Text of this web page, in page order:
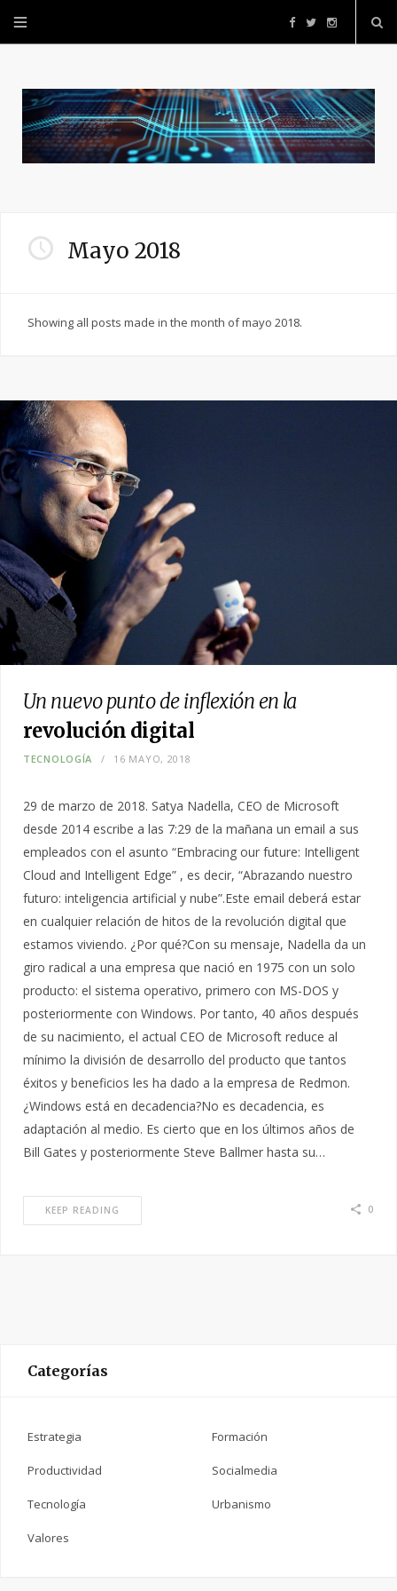
F
c
e
k
T
i
t
I
s
t
Mayo 2018
Showing all posts made in the month of mayo 2018.
Un nuevo punto de inflexión en la
revolución digital
TECNOLOGÍA 16 MAYO, 2018
29 de marzo de 2018. Satya Nadella, CEO de Microsoft
desde 2014 escribe a las 7:29 de la mañana un email a sus
empleados con el asunto “Embracing our future: Intelligent
Cloud and Intelligent Edge” , es decir, “Abrazando nuestro
futuro: inteligencia artificial y nube”.Este email deberá estar
en cualquier relación de hitos de la revolución digital que
estamos viviendo. ¿Por qué?Con su mensaje, Nadella da un
giro radical a una empresa que nació en 1975 con un solo
producto: el sistema operativo, primero con MS-DOS y
posteriormente con Windows. Por tanto, 40 años después
de su nacimiento, el actual CEO de Microsoft reduce al
mínimo la división de desarrollo del producto que tantos
éxitos y beneficios les ha dado a la empresa de Redmon.
¿Windows está en decadencia?No es decadencia, es
adaptación al medio. Es cierto que en los últimos años de
Bill Gates y posteriormente Steve Ballmer hasta su…
KEEP READING 0
Categorías
Estrategia Formación
Productividad Socialmedia
Tecnología Urbanismo
Valores